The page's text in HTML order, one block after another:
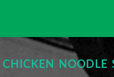
ᴄʜɪᴄᴋᴇɴ ɴᴏᴏᴅʟᴇ